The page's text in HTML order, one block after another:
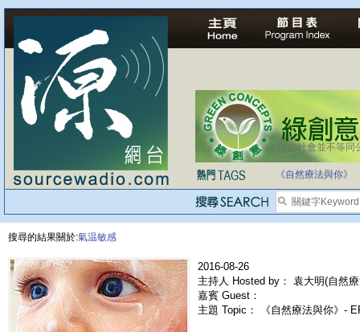
法治社會並不等同
《自然療法與你》
搜尋的結果關於:氣温敏感
2016-08-26
主持人 Hosted by： 袁大明(自然
嘉賓 Guest：
主題 Topic： 《自然療法與你》-